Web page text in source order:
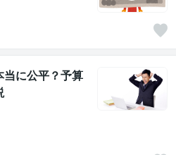
に公平？予算